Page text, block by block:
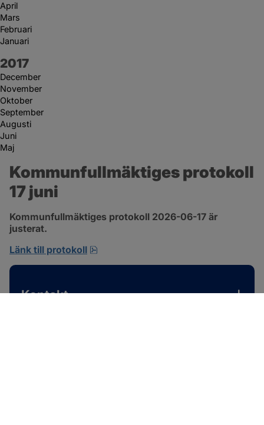
April
Mars
Februari
Januari
År:
2017
December
November
Oktober
September
Augusti
Juni
Maj
Kommunfullmäktiges protokoll
17 juni
Kommunfullmäktiges protokoll 2026-06-17 är
justerat.
Länk till protokoll
Kontakt